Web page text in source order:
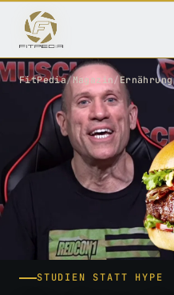
FitPedia/Magazin/Ernährung
STUDIEN STATT HYPE